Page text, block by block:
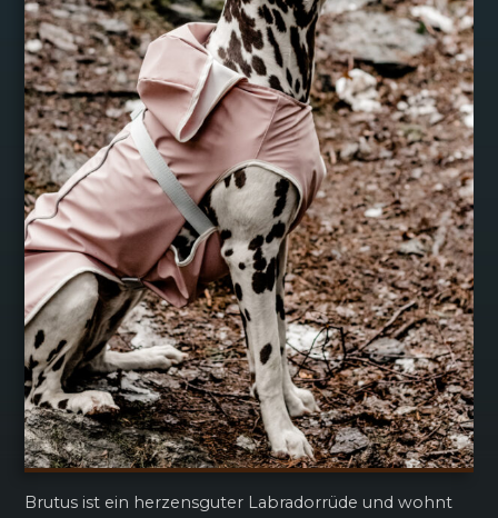
Brutus ist ein herzensguter Labradorrüde und wohnt